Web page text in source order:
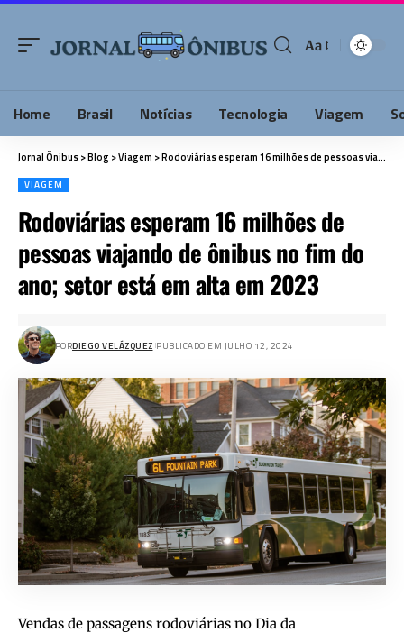
Aa
Home Brasil Notícias Tecnologia Viagem
Jornal Ônibus>Blog >Viagem >Rodoviárias esperam 16 milhões de pessoas viajando de ônibus no fim do ano; setor está em alta em 2023
VIAGEM
Rodoviárias esperam 16 milhões de
pessoas viajando de ônibus no fim do
ano; setor está em alta em 2023
PORDIEGO VELÁZQUEZ PUBLICADO EM JULHO 12, 2024
Vendas de passagens rodoviárias no Dia da